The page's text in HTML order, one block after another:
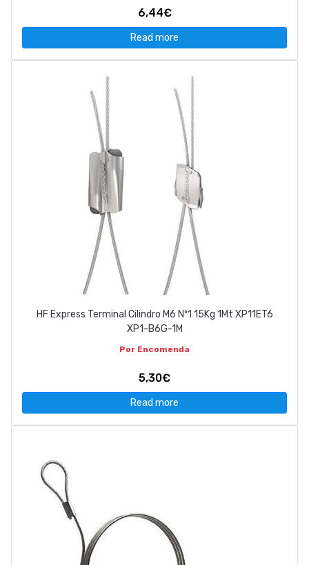
6,44€
Read more
HF Express Terminal Cilindro M6 Nº1 15Kg 1Mt XP11ET6
XP1-B6G-1M
Por Encomenda
5,30€
Read more